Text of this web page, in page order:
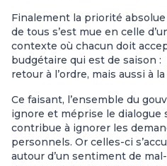
Finalement la priorité
de tous s’est mue en celle
contexte où chacun doit
budgétaire qui est de saison :
retour à l’ordre, mais aussi à
Ce faisant, l’ensemble du
ignore et méprise le dialogue
contribue à ignorer les
personnels. Or celles-ci
autour d’un sentiment de